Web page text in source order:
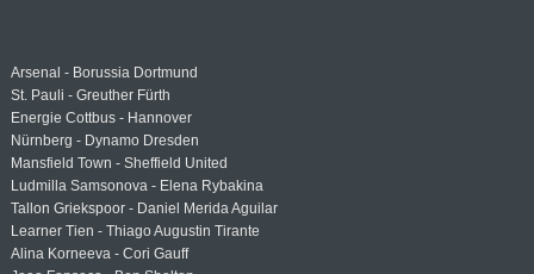
Arsenal - Borussia Dortmund
St. Pauli - Greuther Fürth
Energie Cottbus - Hannover
Nürnberg - Dynamo Dresden
Mansfield Town - Sheffield United
Ludmilla Samsonova - Elena Rybakina
Tallon Griekspoor - Daniel Merida Aguilar
Learner Tien - Thiago Augustin Tirante
Alina Korneeva - Cori Gauff